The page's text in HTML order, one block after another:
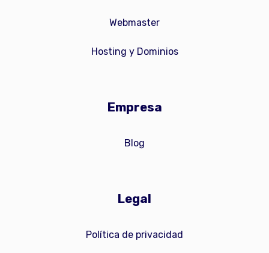
Webmaster
Hosting y Dominios
Empresa
Blog
Legal
Política de privacidad